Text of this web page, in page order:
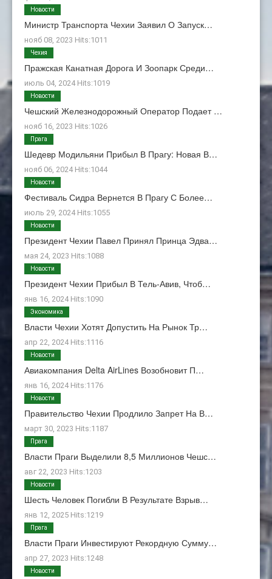
Министр Транспорта Чехии Заявил О Запуск…
нояб 08, 2023 Hits:1011
Новости
Пражская Канатная Дорога И Зоопарк Среди…
июль 04, 2024 Hits:1019
Чехия
Чешский Железнодорожный Оператор Подает …
нояб 16, 2023 Hits:1026
Новости
Шедевр Модильяни Прибыл В Прагу: Новая В…
нояб 06, 2024 Hits:1044
Прага
Фестиваль Сидра Вернется В Прагу С Более…
июль 29, 2024 Hits:1055
Новости
Президент Чехии Павел Принял Принца Эдва…
мая 24, 2023 Hits:1088
Новости
Президент Чехии Прибыл В Тель-Авив, Чтоб…
янв 16, 2024 Hits:1090
Новости
Власти Чехии Хотят Допустить На Рынок Тр…
апр 22, 2024 Hits:1116
Экономика
Авиакомпания Delta AirLines Возобновит П…
янв 16, 2024 Hits:1176
Новости
Правительство Чехии Продлило Запрет На В…
март 30, 2023 Hits:1187
Новости
Власти Праги Выделили 8,5 Миллионов Чешс…
авг 22, 2023 Hits:1203
Прага
Шесть Человек Погибли В Результате Взрыв…
янв 12, 2025 Hits:1219
Новости
Власти Праги Инвестируют Рекордную Сумму…
апр 27, 2023 Hits:1248
Прага
Новости